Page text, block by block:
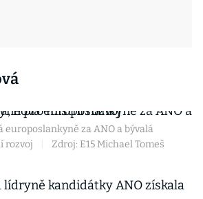
europoslankyně za ANO a bývalá
rozvoj
Zdroj: E15 Michael Tomeš
kandidátky ANO získala